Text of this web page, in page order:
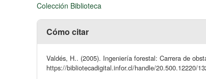
Colección Biblioteca
Cómo citar
Valdés, H.. (2005). Ingeniería forestal: Carrera de
https://bibliotecadigital.infor.cl/handle/20.500.12220/